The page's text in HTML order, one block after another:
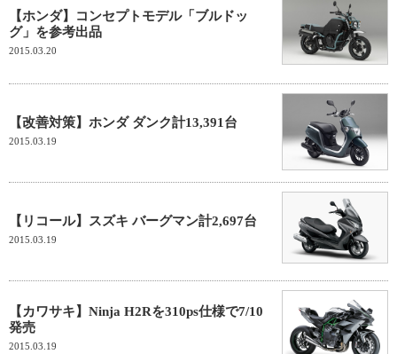
【ホンダ】コンセプトモデル「ブルドッ
グ」を参考出品
2015.03.20
【改善対策】ホンダ ダンク計13,391台
2015.03.19
【リコール】スズキ バーグマン計2,697台
2015.03.19
【カワサキ】Ninja H2Rを310ps仕様で7/10
発売
2015.03.19